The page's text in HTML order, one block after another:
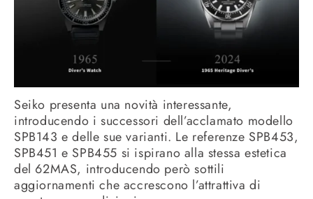
Seiko presenta una novità interessante,
introducendo i successori dell’acclamato modello
SPB143 e delle sue varianti. Le referenze SPB453,
SPB451 e SPB455 si ispirano alla stessa estetica
del 62MAS, introducendo però sottili
aggiornamenti che accrescono l’attrattiva di